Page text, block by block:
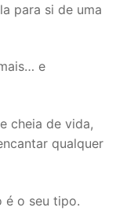
para si de uma
e
cheia de vida,
qualquer
é o seu tipo.